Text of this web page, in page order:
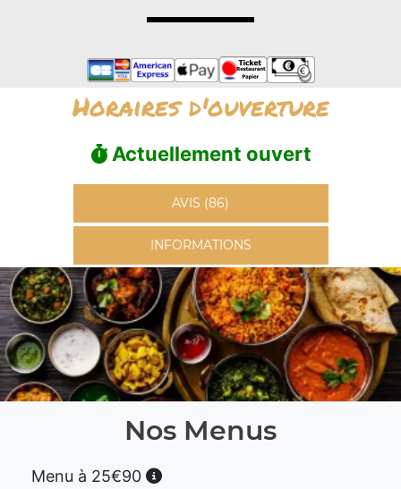
Horaires d'ouverture
Actuellement ouvert
AVIS (86)
INFORMATIONS
Nos Menus
Menu à 25€90